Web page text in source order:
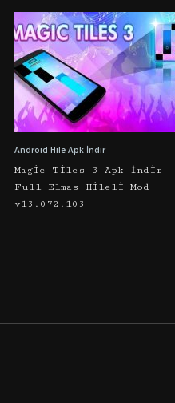
Android Hile Apk İndir
Magic Tiles 3 Apk İndir –
Full Elmas Hileli Mod
v13.072.103